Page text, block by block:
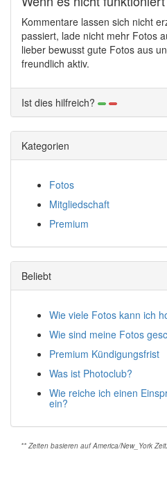
Kommentare lassen sich nicht
passiert, lade nicht mehr Fotos
lieber bewusst gute Fotos aus
freundlich aktiv.
Ist dies hilfreich?
Kategorien
Fotos
Mitgliedschaft
Premium
Beliebt
Wie viele Fotos kann ich
Wie sind meine Fotos
Premium Kündigungsfrist
Was ist Photoclub?
Wie reiche ich einen
ein?
** Zeiten basieren auf America/New_York